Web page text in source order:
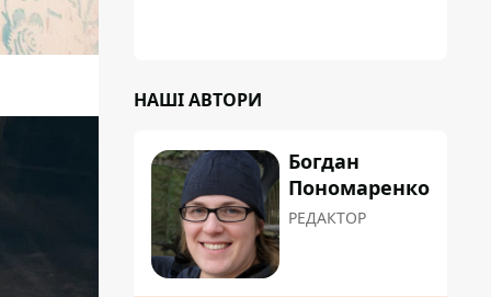
НАШІ АВТОРИ
Богдан
Пономаренко
РЕДАКТОР